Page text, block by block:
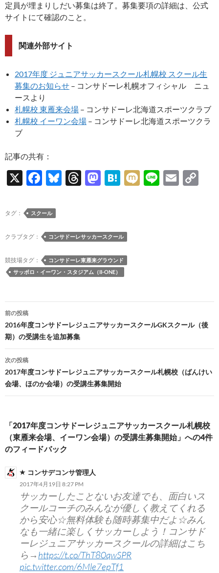
定員が埋まりしだい募集は終了。募集要項の詳細は、公式
サイトにて確認のこと。
関連外部サイト
2017年度 ジュニアサッカースクール札幌校 スクール生
募集のお知らせ – コンサドーレ札幌オフィシャル ニュ
ースより
札幌校 東雁来会場 – コンサドーレ北海道スポーツクラブ
札幌校 イーワン会場 – コンサドーレ北海道スポーツクラ
ブ
記事の共有：
X
F
e
b
o
o
k
Bl
y
T
ds
M
o
n
H
a
M Li
E
タグ： スクール
クラブタグ： コンサドーレサッカースクール
競技場タグ：
コンサドーレ東雁来グラウンド
サッポロ・イーワン・スタジアム（II-ONE）
投
稿
ナ
ビ
ゲ
ー
ョ
ン
前の投稿
2016年度コンサドーレジュニアサッカースクールGKスクール（後
期）の受講生を追加募集
次の投稿
2017年度コンサドーレジュニアサッカースクール札幌校（ばんけい
会場、ほのか会場）の受講生募集開始
「2017年度コンサドーレジュニアサッカースクール札幌校
（東雁来会場、イーワン会場）の受講生募集開始」への4件
のフィードバック
コンサデコンサ管理人
2017年4月19日 8:27 PM
サッカーしたことないお友達でも、面白いス
クールコーチのみんなが優しく教えてくれる
から安心☆無料体験も随時募集中だよ☆みん
なも一緒に楽しくサッカーしよう！コンサド
ーレジュニアサッカースクールの詳細はこち
ら→ https://t.co/ThT80qwSPR
pic.twitter.com/6Mle7epTf1